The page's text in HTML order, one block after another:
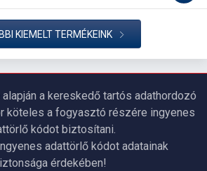
KIEMELT TERMÉKEINK
a kereskedő tartós adathordozó
köteles a fogyasztó részére ingyenes
kódot biztosítani.
adattörlő kódot adatainak
érdekében!